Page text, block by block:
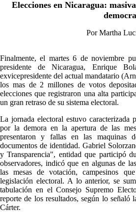
Elecciones en Nicaragua:
Por Martha
Finalmente, el martes 6 de noviembre
presidente de Nicaragua, Enrique
exvicepresidente del actual mandatario
los mas de 2 millones de votos
elecciones que registraron una alta
un gran retraso de su sistema electoral.
La jornada electoral estuvo caracterizada
por la demora en la apertura de las
presentaron y fallas en las maquinas
documentos de identidad. Gabriel
y Transparencia", entidad que participó
observadores, indicó que en algunas de
las mesas de votación, campesinos
legislación electoral. A lo anterior, se
tabulación en el Consejo Supremo
reporte de los resultados, según lo señaló
Cárter.